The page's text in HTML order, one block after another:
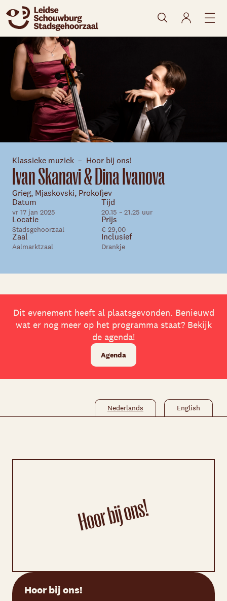
naar agenda
Klassieke muziek Hoor bij ons!
Ivan Skanavi & Dina Ivanova
Grieg, Mjaskovski, Prokofjev
Datum
vr 17 jan 2025
Tijd
20.15 ~ 21.25 uur
Locatie
Stadsgehoorzaal
Prijs
€ 29,00
Zaal
Aalmarktzaal
Inclusief
Drankje
Dit evenement heeft al plaatsgevonden. Benieuwd
wat er nog meer op het programma staat? Bekijk
de agenda!
Agenda
Nederlands English
Hoor bij ons!